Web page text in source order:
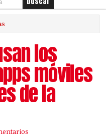
los
móviles
de la